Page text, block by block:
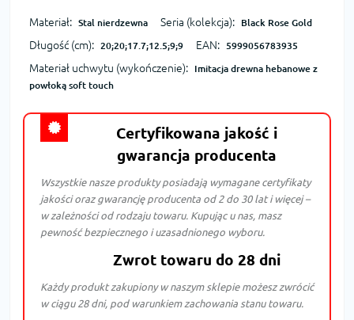
Materiał: Stal nierdzewna Seria (kolekcja): Black Rose Gold
Długość (cm): 20;20;17.7;12.5;9;9 EAN: 5999056783935
Materiał uchwytu (wykończenie):
Imitacja drewna hebanowe z
powłoką soft touch
Certyfikowana jakość i
gwarancja producenta
Wszystkie nasze produkty posiadają wymagane certyfikaty
jakości oraz gwarancję producenta od 2 do 30 lat i więcej –
w zależności od rodzaju towaru. Kupując u nas, masz
pewność bezpiecznego i uzasadnionego wyboru.
Zwrot towaru do 28 dni
Każdy produkt zakupiony w naszym sklepie możesz zwrócić
w ciągu 28 dni, pod warunkiem zachowania stanu towaru.